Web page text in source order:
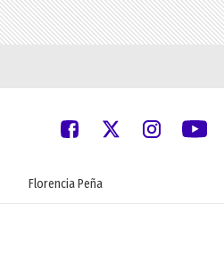
Florencia Peña